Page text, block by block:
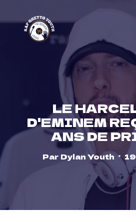
to
content
LE
D'EMINEM
ANS DE
Par Dylan Youth